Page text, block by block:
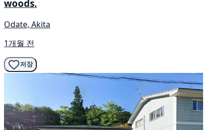
woods.
Odate, Akita
1개월 전
저장